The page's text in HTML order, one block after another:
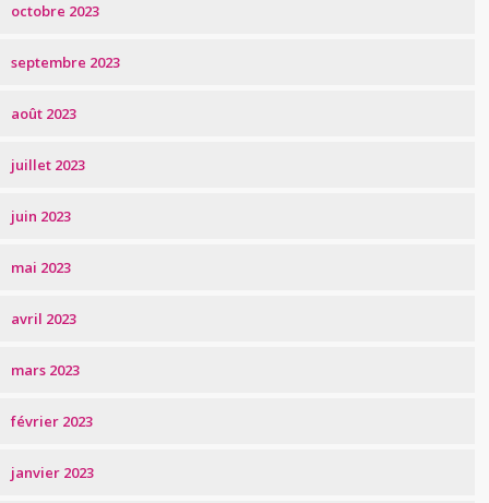
octobre 2023
septembre 2023
août 2023
juillet 2023
juin 2023
mai 2023
avril 2023
mars 2023
février 2023
janvier 2023